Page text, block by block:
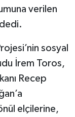
verilen
sosyal
İrem Toros,
Recep
elçilerine,